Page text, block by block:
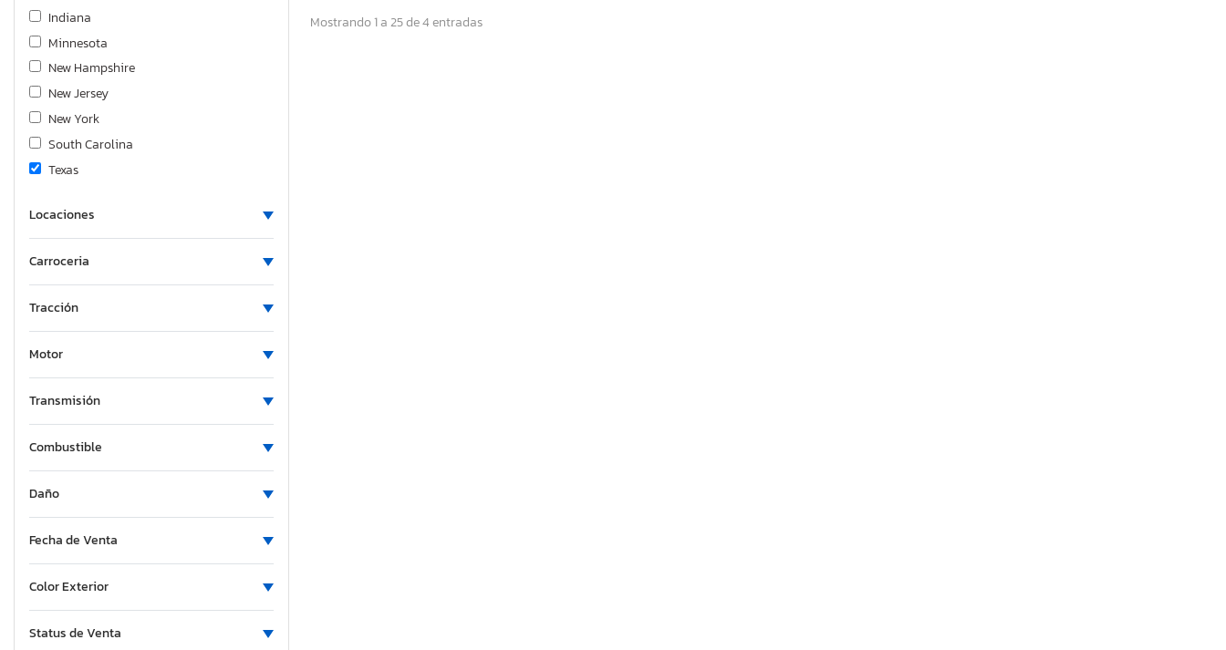
Indiana
Minnesota
New Hampshire
New Jersey
New York
South Carolina
Texas
Locaciones
Carroceria
Tracción
Motor
Transmisión
Combustible
Daño
Fecha de Venta
Color Exterior
Status de Venta
Mostrando 1 a 25 de 4 entradas